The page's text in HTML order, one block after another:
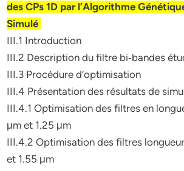
des CPs 1D par l’Algorithme
Simulé
III.1 Introduction
III.2 Description du filtre bi‐bandes
III.3 Procédure d’optimisation
III.4 Présentation des résultats de
III.4.1 Optimisation des filtres en
μm et 1.25 μm
III.4.2 Optimisation des filtres
et 1.55 μm